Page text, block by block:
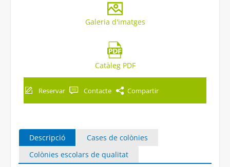
Galeria d'imatges
Catàleg PDF
Reservar Contacte Compartir
Descripció
Cases de colònies
Colònies escolars de qualitat